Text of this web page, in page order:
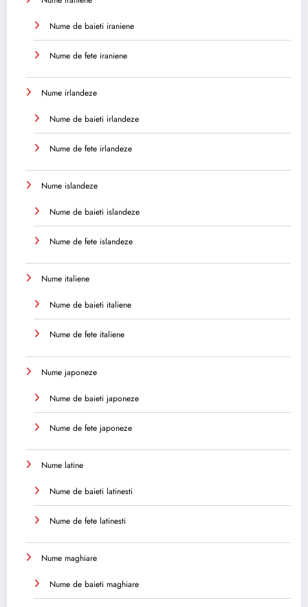
Nume de baieti iraniene
Nume de fete iraniene
Nume irlandeze
Nume de baieti irlandeze
Nume de fete irlandeze
Nume islandeze
Nume de baieti islandeze
Nume de fete islandeze
Nume italiene
Nume de baieti italiene
Nume de fete italiene
Nume japoneze
Nume de baieti japoneze
Nume de fete japoneze
Nume latine
Nume de baieti latinesti
Nume de fete latinesti
Nume maghiare
Nume de baieti maghiare